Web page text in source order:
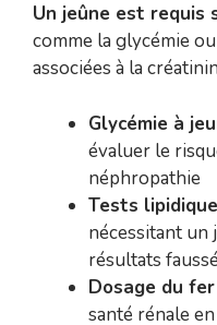
Un jeûne est requis
comme la glycémie
associées à la
Glycémie à
évaluer le
néphropathie
Tests
nécessitant un
résultats
Dosage du fer
santé rénale